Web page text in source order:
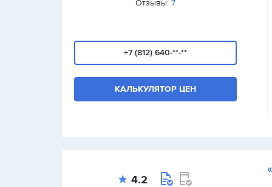
Отзывы: 7
+7 (812) 640-**-**
КАЛЬКУЛЯТОР ЦЕН
4.2